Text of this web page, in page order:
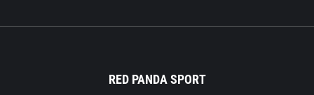
RED PANDA SPORT